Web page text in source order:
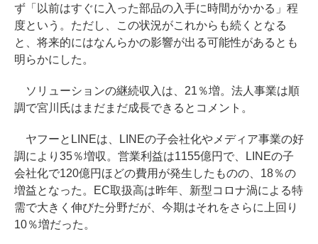
ず「以前はすぐに入った部品の入手に時間がかかる」程
度という。ただし、この状況がこれからも続くとなる
と、将来的にはなんらかの影響が出る可能性があるとも
明らかにした。
ソリューションの継続収入は、21％増。法人事業は順
調で宮川氏はまだまだ成長できるとコメント。
ヤフーとLINEは、LINEの子会社化やメディア事業の好
調により35％増収。営業利益は1155億円で、LINEの子
会社化で120億円ほどの費用が発生したものの、18％の
増益となった。EC取扱高は昨年、新型コロナ渦による特
需で大きく伸びた分野だが、今期はそれをさらに上回り
10％増だった。